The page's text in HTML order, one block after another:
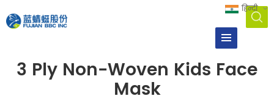
हिन्दी
3 Ply Non-Woven Kids Face
Mask